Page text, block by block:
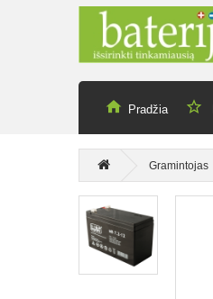
Pradžia
Gramintojas